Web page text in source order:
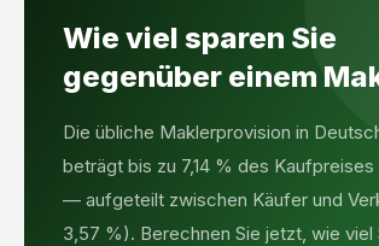
Wie viel sparen Sie
gegenüber einem
Die übliche Maklerprovision in
beträgt bis zu 7,14 % des Kaufpreises
— aufgeteilt zwischen Käufer und
3,57 %). Berechnen Sie jetzt, wie viel